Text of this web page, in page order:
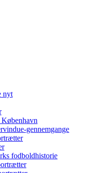
nyt
gennemgange
fodboldhistorie